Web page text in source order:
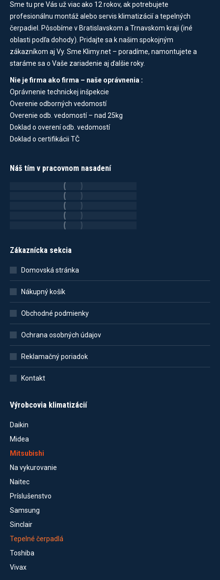
Sme tu pre Vás už viac ako 12 rokov, ak potrebujete
profesionálnu montáž alebo servis klimatizácií a tepelných
čerpadiel. Pôsobíme v Bratislavskom a Trnavskom kraji (iné
oblasti podľa dohody). Pridajte sa k našim spokojným
zákazníkom aj Vy. Sme Klimy.net – poradíme, namontujete a
staráme sa o Vaše zariadenie aj ďalšie roky.
Nie je firma ako firma – naše oprávnenia :
Oprávnenie technickej inšpekcie
Overenie odborných vedomostí
Overenie odb. vedomostí – nad 25kg
Doklad o overení odb. vedomostí
Doklad o certifikácii TČ
Náš tím v pracovnom nasadení
Zákaznícka sekcia
Domovská stránka
Nákupný košík
Obchodné podmienky
Ochrana osobných údajov
Reklamačný poriadok
Kontakt
Výrobcovia klimatizácií
Daikin
Midea
Mitsubishi
Na vykurovanie
Naitec
Príslušenstvo
Samsung
Sinclair
Tepelné čerpadlá
Toshiba
Vivax